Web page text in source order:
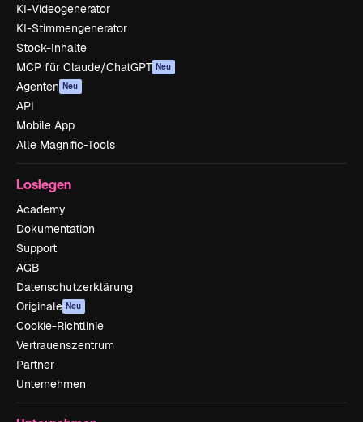
KI-Videogenerator
KI-Stimmengenerator
Stock-Inhalte
MCP für Claude/ChatGPT Neu
Agenten Neu
API
Mobile App
Alle Magnific-Tools
Loslegen
Academy
Dokumentation
Support
AGB
Datenschutzerklärung
Originale Neu
Cookie-Richtlinie
Vertrauenszentrum
Partner
Unternehmen